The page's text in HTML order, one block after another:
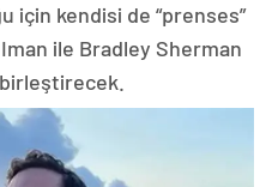
için kendisi de “prenses”
Iman ile Bradley Sherman